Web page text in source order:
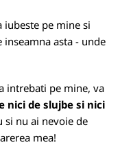
iubeste pe mine si
asta - unde
intrebati pe mine, va
nici de slujbe si nici
si nu ai nevoie de
mea!